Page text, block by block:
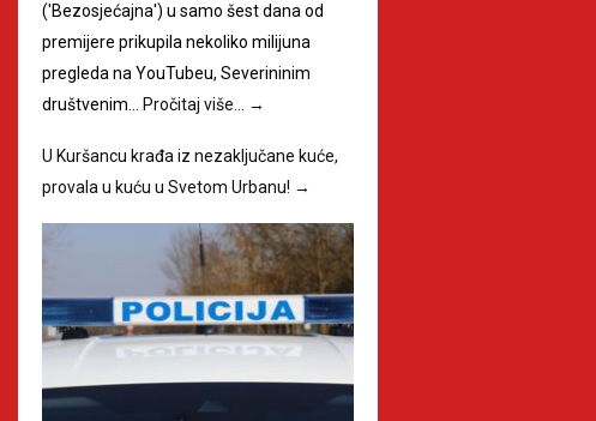
('Bezosjećajna') u samo šest dana od
premijere prikupila nekoliko milijuna
pregleda na YouTubeu, Severininim
društvenim… Pročitaj više… →
U Kuršancu krađa iz nezaključane kuće,
provala u kuću u Svetom Urbanu! →